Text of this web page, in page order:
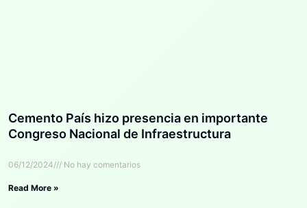
Cemento País hizo presencia en importante
Congreso Nacional de Infraestructura
06/12/2024 No hay comentarios
Read More »